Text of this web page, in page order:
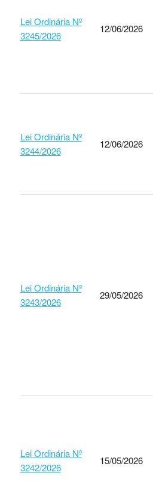
Lei Ordinária Nº
3245/2026
12/06/2026
Lei Ordinária Nº
3244/2026
12/06/2026
Lei Ordinária Nº
3243/2026
29/05/2026
Lei Ordinária Nº
3242/2026
15/05/2026